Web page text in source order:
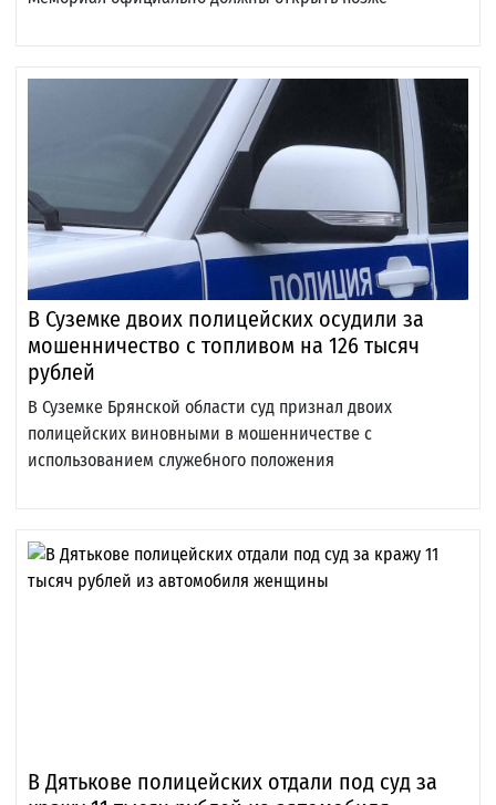
В Суземке двоих полицейских осудили за
мошенничество с топливом на 126 тысяч
рублей
В Суземке Брянской области суд признал двоих
полицейских виновными в мошенничестве с
использованием служебного положения
В Дятькове полицейских отдали под суд за